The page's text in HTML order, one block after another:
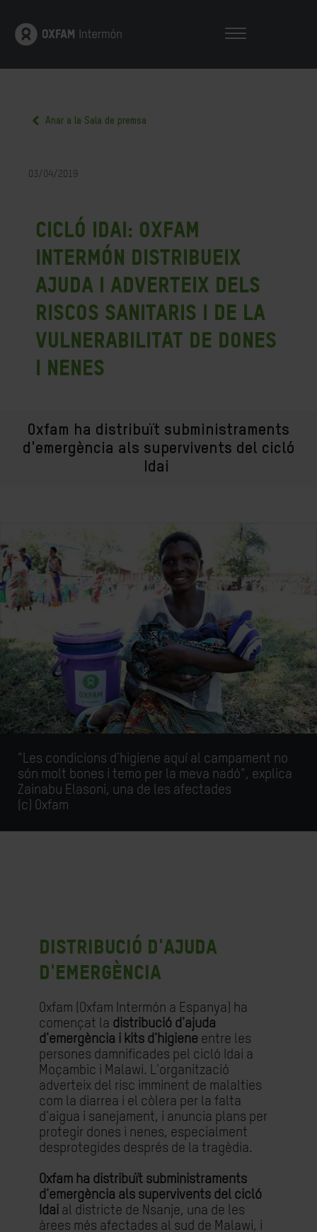
Anar a la Sala de premsa
03/04/2019
Cicló Idai: Oxfam
Intermón distribueix
ajuda i adverteix dels
riscos sanitaris i de la
vulnerabilitat de dones
i nenes
Oxfam ha distribuït subministraments
d'emergència als supervivents del cicló
Idai
"Les condicions d'higiene aquí al campament no
són molt bones i temo per la meva nadó", explica
Zainabu Elasoni, una de les afectades
(c) Oxfam
distribució d'ajuda
d'emergència
Oxfam (Oxfam Intermón a Espanya) ha
començat la distribució d'ajuda
d'emergència i kits d'higiene entre les
persones damnificades pel cicló Idai a
Moçambic i Malawi. L'organització
adverteix del risc imminent de malalties
com la diarrea i el còlera per la falta
d'aigua i sanejament, i anuncia plans per
protegir dones i nenes, especialment
desprotegides després de la tragèdia.
Oxfam ha distribuït subministraments
d'emergència als supervivents del cicló
Idai al districte de Nsanje, una de les
àrees més afectades al sud de Malawi, i